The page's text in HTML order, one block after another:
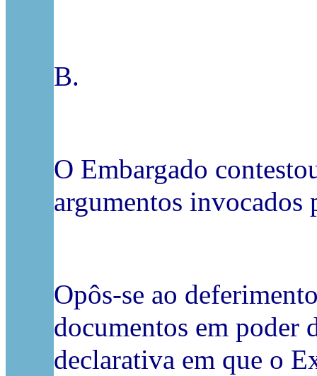
B.
O Embargado
argumentos invocados
Opôs-se ao
documentos em poder
declarativa em que o